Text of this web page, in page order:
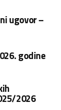
ugovor –
godine
2026